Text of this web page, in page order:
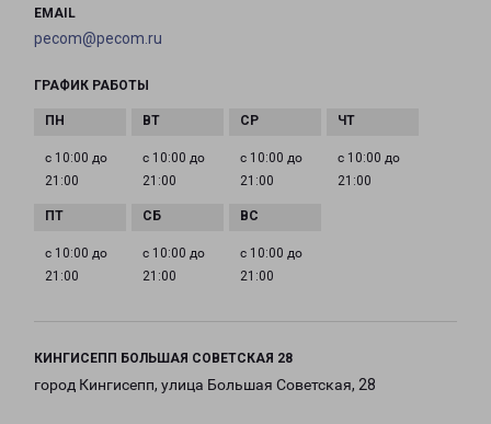
EMAIL
pecom@pecom.ru
ГРАФИК РАБОТЫ
с 10:00 до
21:00
с 10:00 до
21:00
с 10:00 до
21:00
с 10:00 до
21:00
с 10:00 до
21:00
с 10:00 до
21:00
с 10:00 до
21:00
КИНГИСЕПП БОЛЬШАЯ СОВЕТСКАЯ 28
город Кингисепп, улица Большая Советская, 28